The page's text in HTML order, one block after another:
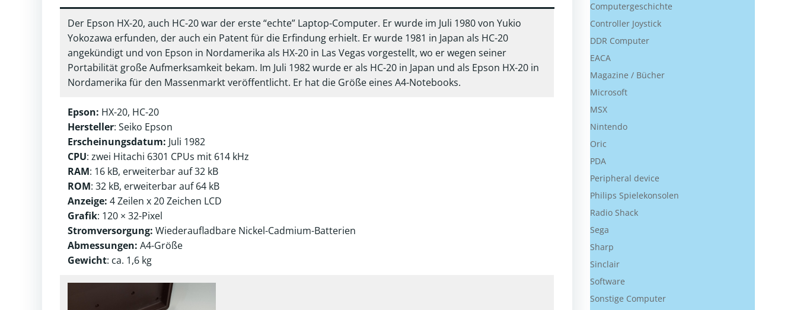
Der Epson HX-20, auch HC-20 war der erste “echte” Laptop-Computer. Er wurde im Juli 1980 von Yukio
Yokozawa erfunden, der auch ein Patent für die Erfindung erhielt. Er wurde 1981 in Japan als HC-20
angekündigt und von Epson in Nordamerika als HX-20 in Las Vegas vorgestellt, wo er wegen seiner
Portabilität große Aufmerksamkeit bekam. Im Juli 1982 wurde er als HC-20 in Japan und als Epson HX-20 in
Nordamerika für den Massenmarkt veröffentlicht. Er hat die Größe eines A4-Notebooks.
Epson: HX-20, HC-20
Hersteller: Seiko Epson
Erscheinungsdatum: Juli 1982
CPU: zwei Hitachi 6301 CPUs mit 614 kHz
RAM: 16 kB, erweiterbar auf 32 kB
ROM: 32 kB, erweiterbar auf 64 kB
Anzeige: 4 Zeilen x 20 Zeichen LCD
Grafik: 120 × 32-Pixel
Stromversorgung: Wiederaufladbare Nickel-Cadmium-Batterien
Abmessungen: A4-Größe
Gewicht: ca. 1,6 kg
Computergeschichte
Controller Joystick
DDR Computer
EACA
Magazine / Bücher
Microsoft
MSX
Nintendo
Oric
PDA
Peripheral device
Philips Spielekonsolen
Radio Shack
Sega
Sharp
Sinclair
Software
Sonstige Computer